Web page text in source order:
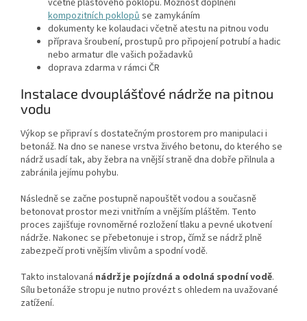
kompozitních poklopů se zamykáním
dokumenty ke kolaudaci včetně atestu na pitnou vodu
příprava šroubení, prostupů pro připojení potrubí a hadic
nebo armatur dle vašich požadavků
doprava zdarma v rámci ČR
Instalace dvouplášťové nádrže na pitnou
vodu
Výkop se připraví s dostatečným prostorem pro manipulaci i
betonáž. Na dno se nanese vrstva živého betonu, do kterého se
nádrž usadí tak, aby žebra na vnější straně dna dobře přilnula a
zabránila jejímu pohybu.
Následně se začne postupně napouštět vodou a současně
betonovat prostor mezi vnitřním a vnějším pláštěm. Tento
proces zajišťuje rovnoměrné rozložení tlaku a pevné ukotvení
nádrže. Nakonec se přebetonuje i strop, čímž se nádrž plně
zabezpečí proti vnějším vlivům a spodní vodě.
Takto instalovaná nádrž je pojízdná a odolná spodní vodě.
Sílu betonáže stropu je nutno provézt s ohledem na uvažované
zatížení.